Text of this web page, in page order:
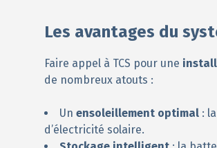
Les avantages du
Faire appel à TCS pour une
de nombreux atouts :
Un ensoleillement optimal :
d’électricité solaire.